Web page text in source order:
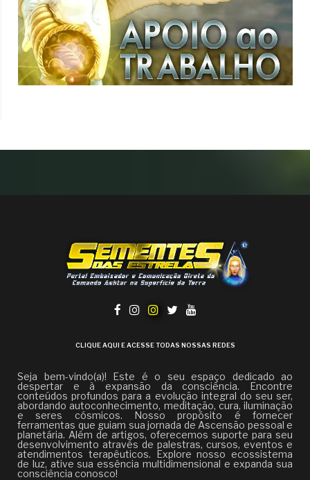
CLIQUE AQUI E ACESSE TODAS NOSSAS REDES
Seja bem-vindo(a)! Este é o seu espaço dedicado ao
despertar e à expansão da consciência. Encontre
conteúdos profundos para a evolução integral do seu ser,
abordando autoconhecimento, meditação, cura, iluminação
e seres cósmicos. Nosso propósito é fornecer
ferramentas que guiam sua jornada de Ascensão pessoal e
planetária. Além de artigos, oferecemos suporte para seu
desenvolvimento através de palestras, cursos, eventos e
atendimentos terapêuticos. Explore nosso ecossistema
de luz, ative sua essência multidimensional e expanda sua
consciência conosco!